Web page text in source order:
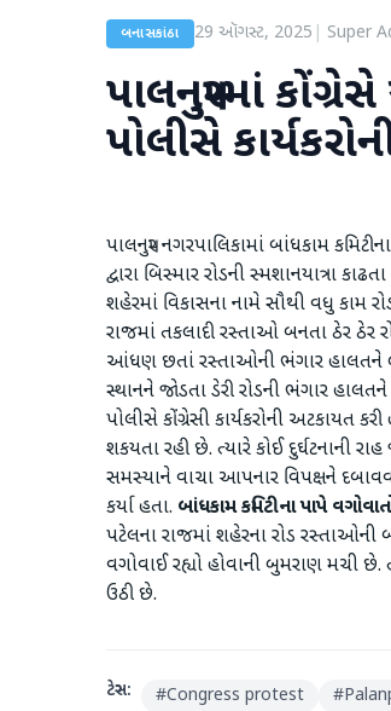
બનાસકાંઠા 29 ઑગસ્ટ, 2025 Super
પાલનપુરમાં
પોલીસે
પાલનપુર નગરપાલિકામાં બાંધકામ
દ્વારા બિસ્માર રોડની સ્મશાનયાત્રા
શહેરમાં વિકાસના નામે સૌથી વધુ કામ
રાજમાં તકલાદી રસ્તાઓ બનતા ઠેર ઠેર
આંધણ છતાં રસ્તાઓની ભંગાર હાલતને
સ્થાનને જોડતા ડેરી રોડની ભંગાર
પોલીસે કોંગ્રેસી કાર્યકરોની અટકાયત
શકયતા રહી છે. ત્યારે કોઈ દુર્ઘટનાની
સમસ્યાને વાચા આપનાર વિપક્ષને
કર્યા હતા. બાંધકામ કમિટીના પાપે
પટેલના રાજમાં શહેરના રોડ રસ્તાઓની
વગોવાઈ રહ્યો હોવાની બુમરાણ મચી
ઉઠી છે.
ટેગ્સ: #Congress protest #